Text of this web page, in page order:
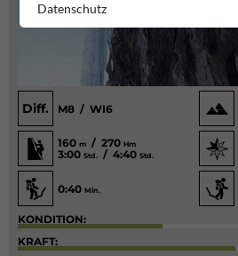
Diff. M8 / WI6
160 m / 270 Hm
3:00 Std. / 4:40 Std.
0:40 Min.
KONDITION:
KRAFT:
Datenschutz